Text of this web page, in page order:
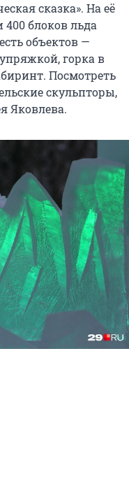
сказка». На её
блоков льда
объектов —
горка в
Посмотреть
скульпторы,
Яковлева.